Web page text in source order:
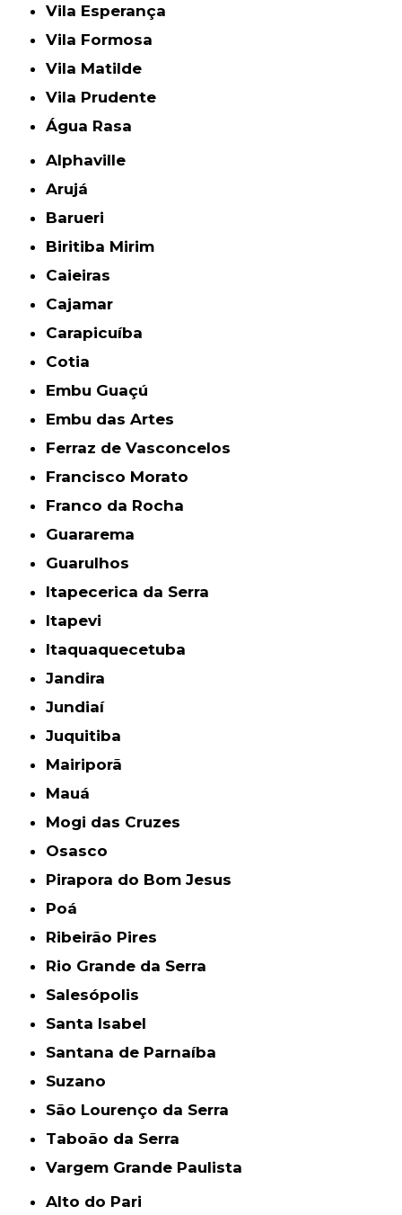
Vila Esperança
Vila Formosa
Vila Matilde
Vila Prudente
Água Rasa
Alphaville
Arujá
Barueri
Biritiba Mirim
Caieiras
Cajamar
Carapicuíba
Cotia
Embu Guaçú
Embu das Artes
Ferraz de Vasconcelos
Francisco Morato
Franco da Rocha
Guararema
Guarulhos
Itapecerica da Serra
Itapevi
Itaquaquecetuba
Jandira
Jundiaí
Juquitiba
Mairiporã
Mauá
Mogi das Cruzes
Osasco
Pirapora do Bom Jesus
Poá
Ribeirão Pires
Rio Grande da Serra
Salesópolis
Santa Isabel
Santana de Parnaíba
Suzano
São Lourenço da Serra
Taboão da Serra
Vargem Grande Paulista
Alto do Pari